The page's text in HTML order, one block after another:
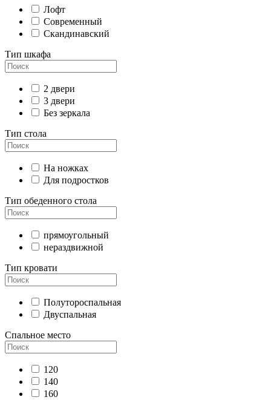
Лофт
Современный
Скандинавский
Тип шкафа
2 двери
3 двери
Без зеркала
Тип стола
На ножках
Для подростков
Тип обеденного стола
прямоугольный
нераздвижной
Тип кровати
Полутороспальная
Двуспальная
Спальное место
120
140
160